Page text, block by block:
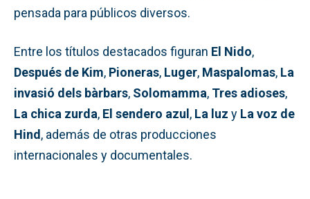
pensada para públicos diversos.
Entre los títulos destacados figuran El Nido,
Después de Kim, Pioneras, Luger, Maspalomas, La
invasió dels bàrbars, Solomamma, Tres adioses,
La chica zurda, El sendero azul, La luz y La voz de
Hind, además de otras producciones
internacionales y documentales.